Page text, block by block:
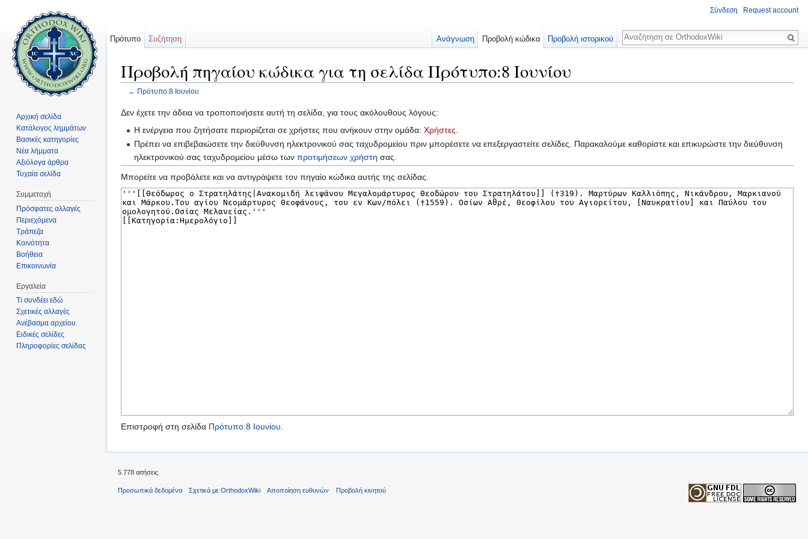
Προβολή πηγαίου κώδικα για τη σελίδα Πρότυπο:8 Ιουνίου
← Πρότυπο:8 Ιουνίου
Δεν έχετε την άδεια να τροποποιήσετε αυτή τη σελίδα, για τους ακόλουθους λόγους:
Η ενέργεια που ζητήσατε περιορίζεται σε χρήστες που ανήκουν στην ομάδα:Χρήστες
Πρέπει να επιβεβαιώσετε την διεύθυνση ηλεκτρονικού σας ταχυδρομείου πριν μπορέσετε να επεξεργαστείτε σελίδες. Παρακαλούμε καθορίστε και επικυρώστε την διεύθυνση
ηλεκτρονικού σας ταχυδρομείου μέσω τωνπροτιμήσεων χρήστη σας.
Μπορείτε να προβάλετε και να αντιγράψετε τον πηγαίο κώδικα αυτής της σελίδας.
Επιστροφή στη σελίδα Πρότυπο:8 Ιουνίου.
Σύνδεση Request account
Πρότυπο Συζήτηση Ανάγνωση Προβολή κώδικα Προβολή ιστορικού
Αναζήτηση
Αρχική σελίδα
Κατάλογος λημμάτων
Βασικές κατηγορίες
Νέα λήμματα
Αξιόλογα άρθρα
Τυχαία σελίδα
Συμμετοχή
Πρόσφατες αλλαγές
Περιεχόμενα
Τράπεζα
Κοινότητα
Βοήθεια
Επικοινωνία
Εργαλεία
Τι συνδέει εδώ
Σχετικές αλλαγές
Ανέβασμα αρχείου
Ειδικές σελίδες
Πληροφορίες σελίδας
5.778 αιτήσεις
Προσωπικά δεδομένα Σχετικά με OrthodoxWiki Αποποίηση ευθυνών Προβολή κινητού